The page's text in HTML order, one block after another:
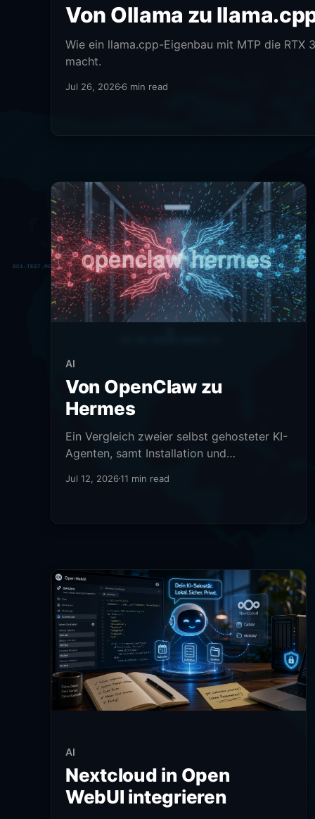
Von Ollama zu
Wie ein llama.cpp-Eigenbau mit MTP die RTX
macht.
Jul 26, 20266 min read
AI
Von OpenClaw zu
Hermes
Ein Vergleich zweier selbst gehosteter KI-
Agenten, samt Installation und
Jul 12, 202611 min read
AI
Nextcloud in Open
WebUI integrieren